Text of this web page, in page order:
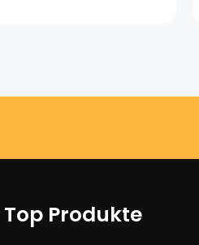
Top Produkte